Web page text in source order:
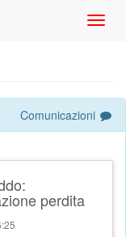
Comunicazioni
perdita